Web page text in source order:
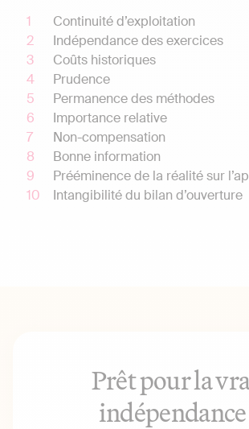
Continuité d’exploitation
Indépendance des exercices
Coûts historiques
Prudence
Permanence des méthodes
Importance relative
Non-compensation
Bonne information
Prééminence de la réalité sur
Intangibilité du bilan d’ouverture
Prêt pour la
indépendance